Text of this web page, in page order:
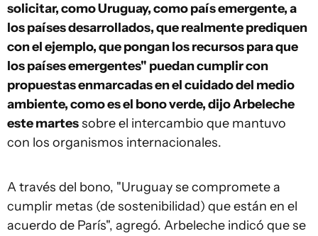
solicitar, como Uruguay, como país emergente, a
los países desarrollados, que realmente prediquen
con el ejemplo, que pongan los recursos para que
los países emergentes" puedan cumplir con
propuestas enmarcadas en el cuidado del medio
ambiente, como es el bono verde, dijo Arbeleche
este martessobre el intercambio que mantuvo
con los organismos internacionales.
A través del bono, "Uruguay se compromete a
cumplir metas (de sostenibilidad) que están en el
acuerdo de París", agregó. Arbeleche indicó que se